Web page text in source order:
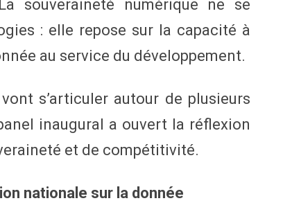
souveraineté numérique ne se
: elle repose sur la capacité à
au service du développement.
s’articuler autour de plusieurs
inaugural a ouvert la réflexion
et de compétitivité.
nationale sur la donnée